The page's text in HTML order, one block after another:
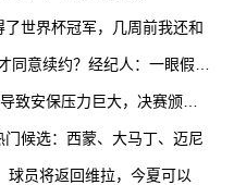
世界杯冠军，几周前我还和
同意续约？经纪人：一眼假，
致安保压力巨大，决赛颁奖
候选：西蒙、大马丁、迈尼
球员将返回维拉，今夏可以